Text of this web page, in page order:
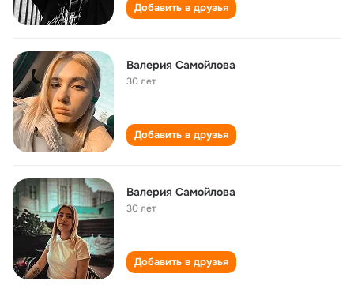
Добавить в друзья
Валерия Самойлова
30 лет
Добавить в друзья
Валерия Самойлова
30 лет
Добавить в друзья